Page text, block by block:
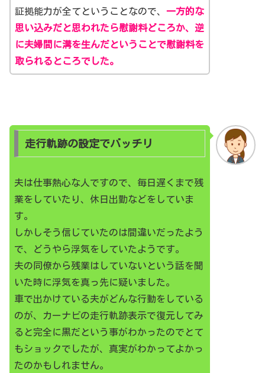
証拠能力が全てということなので、 一方的な
思い込みだと思われたら慰謝料どころか、逆
に夫婦間に溝を生んだということで慰謝料を
取られるところでした。
走行軌跡の設定でバッチリ
夫は仕事熱心な人ですので、毎日遅くまで残
業をしていたり、休日出勤などをしていま
す。
しかしそう信じていたのは間違いだったよう
で、どうやら浮気をしていたようです。
夫の同僚から残業はしていないという話を聞
いた時に浮気を真っ先に疑いました。
車で出かけている夫がどんな行動をしている
のが、カーナビの走行軌跡表示で復元してみ
ると完全に黒だという事がわかったのでとて
もショックでしたが、真実がわかってよかっ
たのかもしれません。